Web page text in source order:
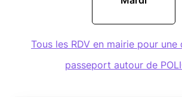
Tous les RDV en mairie pour une
passeport autour de